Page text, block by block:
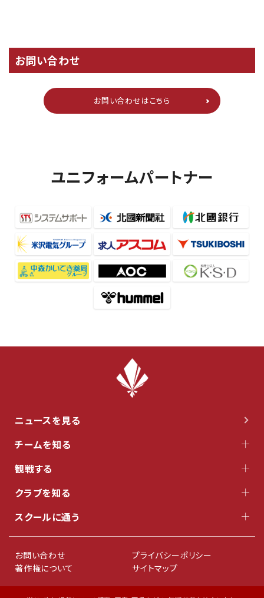
お問い合わせ
お問い合わせはこちら
ユニフォームパートナー
ニュースを見る
チームを知る
観戦する
クラブを知る
スクールに通う
お問い合わせ
プライバシーポリシー
著作権について
サイトマップ